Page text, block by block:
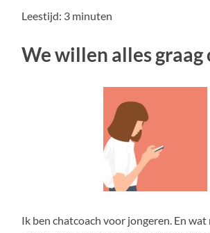
Leestijd: 3 minuten
We willen alles graag
Ik ben chatcoach voor jongeren. En wat